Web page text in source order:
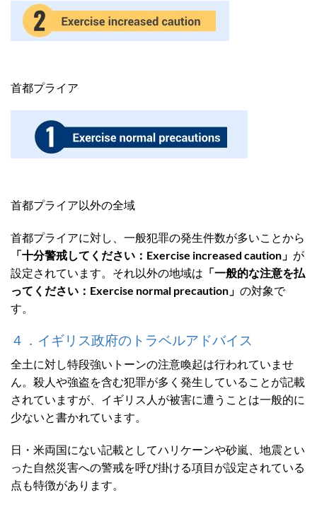
首都プライア
首都プライア以外の全域
首都プライアに対し、一般犯罪の発生件数が多いことから
「十分警戒してください：Exercise increased caution」 が
設定されています。それ以外の地域は 「一般的な注意を払
ってください：Exercise normal precaution」 の対象で
す。
４．イギリス政府のトラベルアドバイス
全土に対し特段強いトーンの注意喚起は行われていませ
ん。殺人や強盗を含む犯罪が多く発生していることが記載
されていますが、イギリス人が被害に遭うことは一般的に
少ないと書かれています。
日・米両国にない記載としてハリケーンや砂嵐、地震とい
った自然災害への警戒を呼び掛ける項目が設定されている
点も特徴があります。